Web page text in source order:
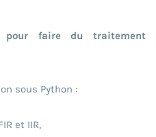
pour faire du traitement
sous Python :
et IIR,